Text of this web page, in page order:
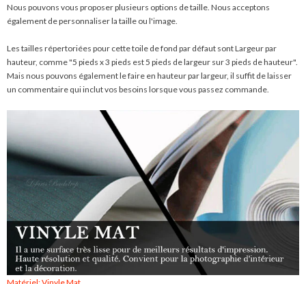
Nous pouvons vous proposer plusieurs options de taille. Nous acceptons
également de personnaliser la taille ou l'image.
Les tailles répertoriées pour cette toile de fond par défaut sont Largeur par
hauteur, comme "5 pieds x 3 pieds est 5 pieds de largeur sur 3 pieds de hauteur".
Mais nous pouvons également le faire en hauteur par largeur, il suffit de laisser
un commentaire qui inclut vos besoins lorsque vous passez commande.